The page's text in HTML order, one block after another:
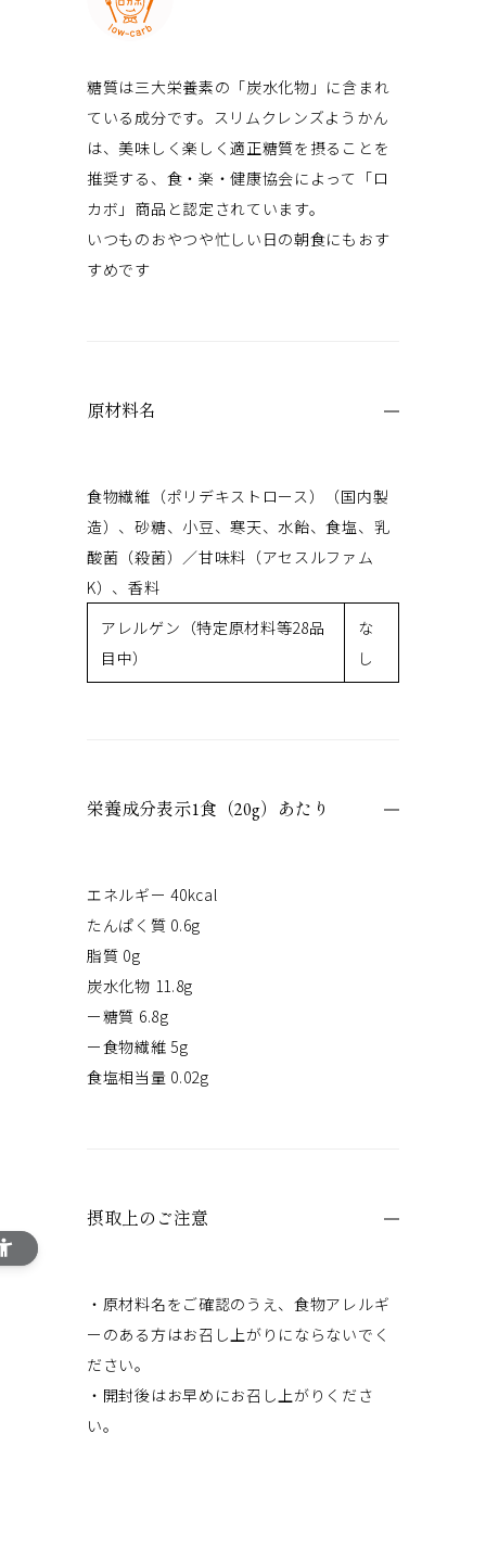
糖質は三大栄養素の「炭水化物」に含まれ
ている成分です。スリムクレンズようかん
は、美味しく楽しく適正糖質を摂ることを
推奨する、食・楽・健康協会によって「ロ
カボ」商品と認定されています。
いつものおやつや忙しい日の朝食にもおす
すめです
原材料名
食物繊維（ポリデキストロース）（国内製
造）、砂糖、小豆、寒天、水飴、食塩、乳
酸菌（殺菌）／甘味料（アセスルファム
K）、香料
アレルゲン（特定原材料等28品
目中）
な
し
栄養成分表示1食（20g）あたり
エネルギー 40kcal
たんぱく質 0.6g
脂質 0g
炭水化物 11.8g
ー糖質 6.8g
ー食物繊維 5g
食塩相当量 0.02g
摂取上のご注意
・原材料名をご確認のうえ、食物アレルギ
ーのある方はお召し上がりにならないでく
ださい。
・開封後はお早めにお召し上がりくださ
い。